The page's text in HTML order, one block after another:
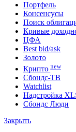
Портфель
Консенсусы
Поиск
Кривые
ЦФА
Best bid/ask
Золото
Крипто new
Сбондс-ТВ
Watchlist
Надстройка
Сбондс Люди
Закрыть